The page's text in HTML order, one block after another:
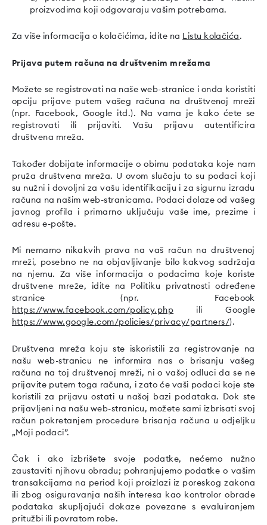
proizvodima koji odgovaraju vašim potrebama.
Za više informacija o kolačićima, idite na Listu kolačića.
Prijava putem računa na društvenim mrežama
Možete se registrovati na naše web-stranice i onda koristiti
opciju prijave putem vašeg računa na društvenoj mreži
(npr. Facebook, Google itd.). Na vama je kako ćete se
registrovati ili prijaviti. Vašu prijavu autentificira
društvena mreža.
Također dobijate informacije o obimu podataka koje nam
pruža društvena mreža. U ovom slučaju to su podaci koji
su nužni i dovoljni za vašu identifikaciju i za sigurnu izradu
računa na našim web-stranicama. Podaci dolaze od vašeg
javnog profila i primarno uključuju vaše ime, prezime i
adresu e-pošte.
Mi nemamo nikakvih prava na vaš račun na društvenoj
mreži, posebno ne na objavljivanje bilo kakvog sadržaja
na njemu. Za više informacija o podacima koje koriste
društvene mreže, idite na Politiku privatnosti određene
stranice (npr. Facebook
https://www.facebook.com/policy.php ili Google
https://www.google.com/policies/privacy/partners/).
Društvena mreža koju ste iskoristili za registrovanje na
našu web-stranicu ne informira nas o brisanju vašeg
računa na toj društvenoj mreži, ni o vašoj odluci da se ne
prijavite putem toga računa, i zato će vaši podaci koje ste
koristili za prijavu ostati u našoj bazi podataka. Dok ste
prijavljeni na našu web-stranicu, možete sami izbrisati svoj
račun pokretanjem procedure brisanja računa u odjeljku
„Moji podaci”.
Čak i ako izbrišete svoje podatke, nećemo nužno
zaustaviti njihovu obradu; pohranjujemo podatke o vašim
transakcijama na period koji proizlazi iz poreskog zakona
ili zbog osiguravanja naših interesa kao kontrolor obrade
podataka skupljajući dokaze povezane s evaluiranjem
pritužbi ili povratom robe.